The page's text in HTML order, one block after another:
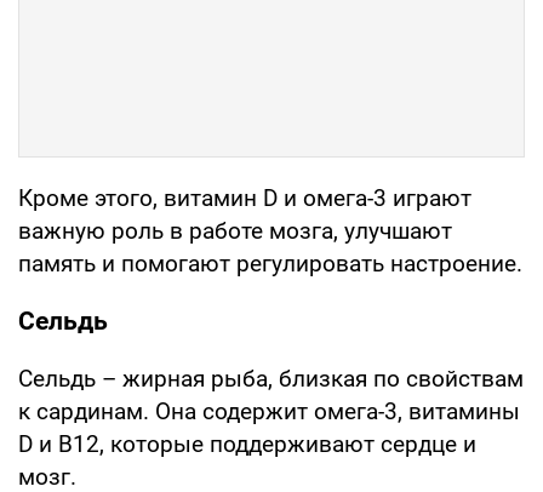
Кроме этого, витамин D и омега-3 играют
важную роль в работе мозга, улучшают
память и помогают регулировать настроение.
Сельдь
Сельдь – жирная рыба, близкая по свойствам
к сардинам. Она содержит омега-3, витамины
D и B12, которые поддерживают сердце и
мозг.